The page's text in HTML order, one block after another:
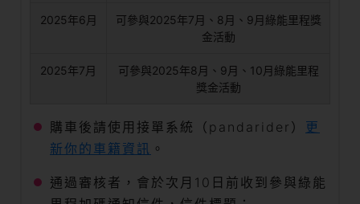
2025年6月
可參與2025年7月、8月、9月綠能里程獎
金活動
2025年7月
可參與2025年8月、9月、10月綠能里程
獎金活動
購車後請使用接單系統（pandarider） 更
新你的車籍資訊 。
通過審核者，會於次月10日前收到參與綠能